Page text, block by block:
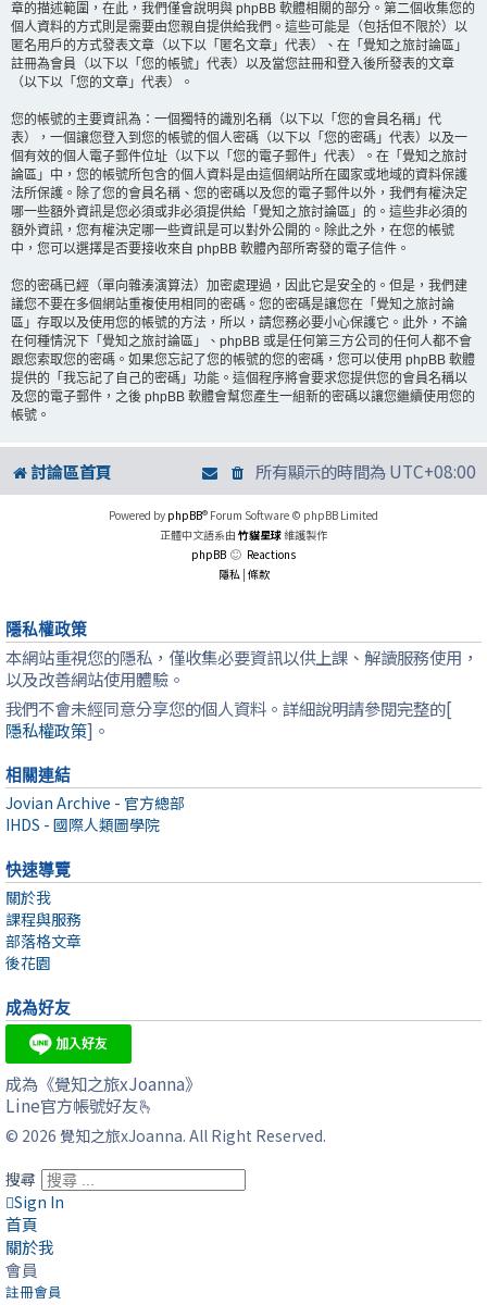
章的描述範圍，在此，我們僅會說明與 phpBB 軟體相關的部分。第二個收集您的
個人資料的方式則是需要由您親自提供給我們。這些可能是（包括但不限於）以
匿名用戶的方式發表文章（以下以「匿名文章」代表）、在「覺知之旅討論區」
註冊為會員（以下以「您的帳號」代表）以及當您註冊和登入後所發表的文章
（以下以「您的文章」代表）。
您的帳號的主要資訊為：一個獨特的識別名稱（以下以「您的會員名稱」代
表），一個讓您登入到您的帳號的個人密碼（以下以「您的密碼」代表）以及一
個有效的個人電子郵件位址（以下以「您的電子郵件」代表）。在「覺知之旅討
論區」中，您的帳號所包含的個人資料是由這個網站所在國家或地域的資料保護
法所保護。除了您的會員名稱、您的密碼以及您的電子郵件以外，我們有權決定
哪一些額外資訊是您必須或非必須提供給「覺知之旅討論區」的。這些非必須的
額外資訊，您有權決定哪一些資訊是可以對外公開的。除此之外，在您的帳號
中，您可以選擇是否要接收來自 phpBB 軟體內部所寄發的電子信件。
您的密碼已經（單向雜湊演算法）加密處理過，因此它是安全的。但是，我們建
議您不要在多個網站重複使用相同的密碼。您的密碼是讓您在「覺知之旅討論
區」存取以及使用您的帳號的方法，所以，請您務必要小心保護它。此外，不論
在何種情況下「覺知之旅討論區」、phpBB 或是任何第三方公司的任何人都不會
跟您索取您的密碼。如果您忘記了您的帳號的您的密碼，您可以使用 phpBB 軟體
提供的「我忘記了自己的密碼」功能。這個程序將會要求您提供您的會員名稱以
及您的電子郵件，之後 phpBB 軟體會幫您產生一組新的密碼以讓您繼續使用您的
帳號。
討論區首頁 所有顯示的時間為UTC+08:00
Powered by phpBB® Forum Software © phpBB Limited
正體中文語系由 竹貓星球 維護製作
phpBB
Reactions
隱私 | 條款
隱私權政策
本網站重視您的隱私，僅收集必要資訊以供上課、解讀服務使用，
以及改善網站使用體驗。
我們不會未經同意分享您的個人資料。詳細說明請參閱完整的[
隱私權政策]。
相關連結
Jovian Archive - 官方總部
IHDS - 國際人類圖學院
快速導覽
關於我
課程與服務
部落格文章
後花園
成為好友
成為《覺知之旅xJoanna》
Line官方帳號好友🫰
© 2026 覺知之旅xJoanna. All Right Reserved.
搜尋
Sign In
首頁
關於我
會員
註冊會員